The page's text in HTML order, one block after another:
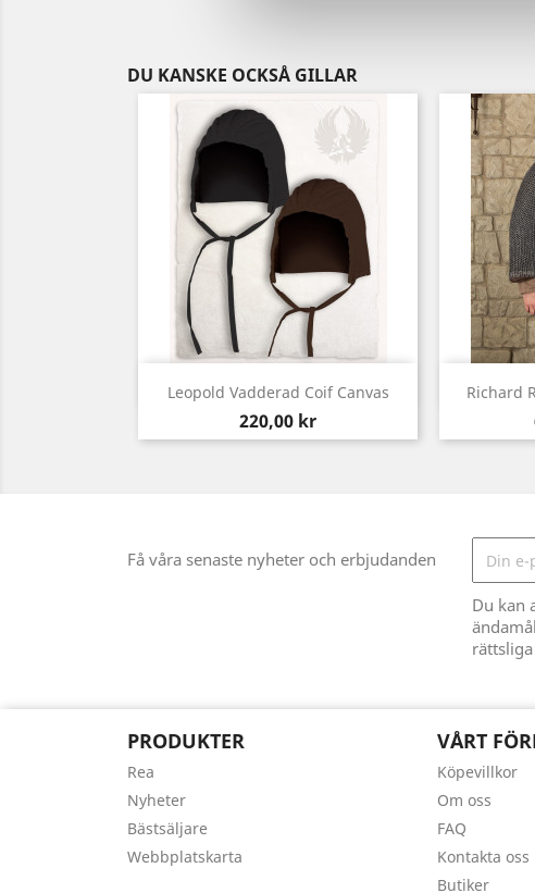
DU KANSKE OCKSÅ GILLAR
Leopold Vadderad Coif Canvas
Pris
220,00 kr
Snabbvy Richard
Få våra senaste nyheter och erbjudanden
Du kan
PRODUKTER
Rea
Nyheter
Bästsäljare
Webbplatskarta
VÅRT
Köpevillkor
Om oss
FAQ
Kontakta oss
Butiker